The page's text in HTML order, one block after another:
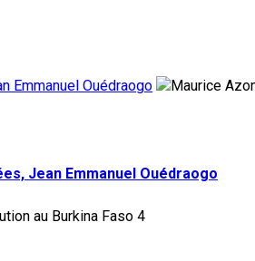
Emmanuel Ouédraogo
Jean Emmanuel Ouédraogo
4